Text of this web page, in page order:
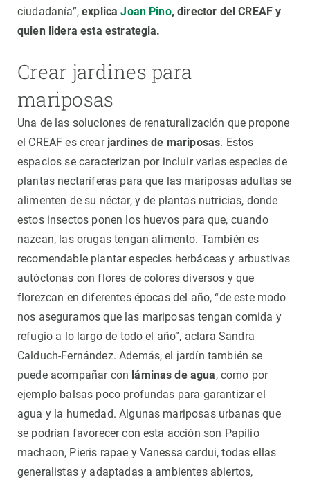
ciudadanía”,explicaJoan Pino, director del CREAF y
quien lidera esta estrategia.
Crear jardines para
mariposas
Una de las soluciones de renaturalización que propone
el CREAF es crear jardines de mariposas. Estos
espacios se caracterizan por incluir varias especies de
plantas nectaríferas para que las mariposas adultas se
alimenten de su néctar, y de plantas nutricias, donde
estos insectos ponen los huevos para que, cuando
nazcan, las orugas tengan alimento. También es
recomendable plantar especies herbáceas y arbustivas
autóctonas con flores de colores diversos y que
florezcan en diferentes épocas del año, “de este modo
nos aseguramos que las mariposas tengan comida y
refugio a lo largo de todo el año”, aclara Sandra
Calduch-Fernández. Además, el jardín también se
puede acompañar con láminas de agua, como por
ejemplo balsas poco profundas para garantizar el
agua y la humedad. Algunas mariposas urbanas que
se podrían favorecer con esta acción son Papilio
machaon, Pieris rapae y Vanessa cardui, todas ellas
generalistas y adaptadas a ambientes abiertos,